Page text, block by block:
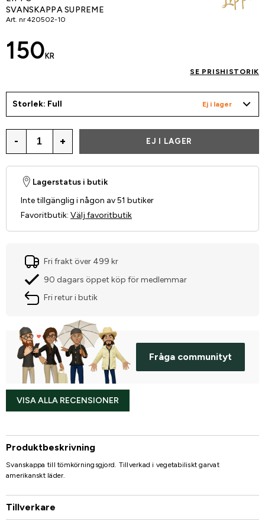
SVANSKAPPA SUPREME
Art. nr 420502-10
150 KR
SE PRISHISTORIK
Storlek: Full Ej i lager
- + EJ I LAGER
Lagerstatus i butik
Inte tillgänglig i någon av 51 butiker
Favoritbutik: Välj favoritbutik
Fri frakt över 499 kr
90 dagars öppet köp för medlemmar
Fri retur i butik
Fråga communityt
VISA ALLA RECENSIONER
Produktbeskrivning
Svanskappa till tömkörningsgjord. Tillverkad i vegetabiliskt garvat
amerikanskt läder.
Tillverkare